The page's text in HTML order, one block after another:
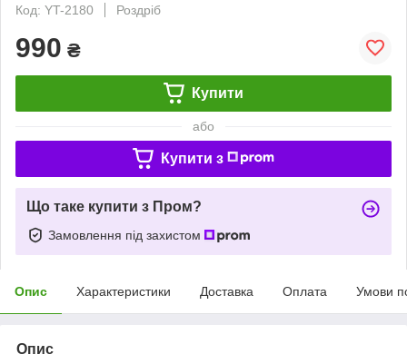
Код: YT-2180
Роздріб
990 ₴
Купити
або
Купити з
Що таке купити з Пром?
Замовлення під захистом
Опис Характеристики Доставка Оплата Умови
Опис